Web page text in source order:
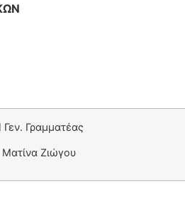
Γεν. Γραμματέας
Ματίνα Ζιώγου